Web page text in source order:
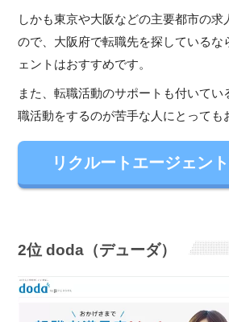
しかも東京や大阪などの主要都市の求
ので、大阪府で転職先を探しているな
ェントはおすすめです。
また、転職活動のサポートも付いてい
職活動をするのが苦手な人にとっても
リクルートエージェン
2位 doda（デューダ）